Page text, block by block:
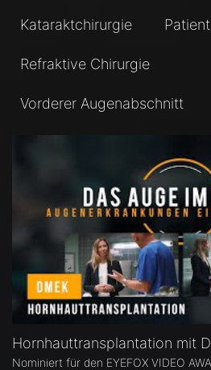
Kataraktchirurgie
Refraktive Chirurgie
Vorderer Augenabschnitt